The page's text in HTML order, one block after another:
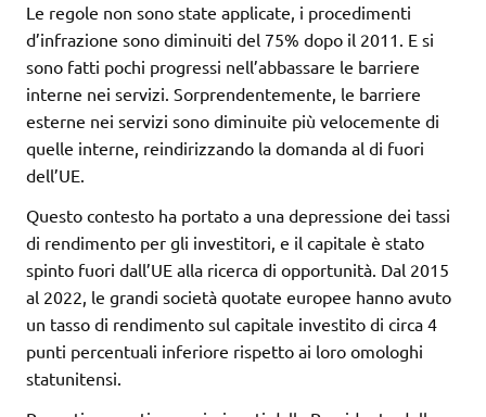
Le regole non sono state applicate, i procedimenti
d’infrazione sono diminuiti del 75% dopo il 2011. E si
sono fatti pochi progressi nell’abbassare le barriere
interne nei servizi. Sorprendentemente, le barriere
esterne nei servizi sono diminuite più velocemente di
quelle interne, reindirizzando la domanda al di fuori
dell’UE.
Questo contesto ha portato a una depressione dei tassi
di rendimento per gli investitori, e il capitale è stato
spinto fuori dall’UE alla ricerca di opportunità. Dal 2015
al 2022, le grandi società quotate europee hanno avuto
un tasso di rendimento sul capitale investito di circa 4
punti percentuali inferiore rispetto ai loro omologhi
statunitensi.